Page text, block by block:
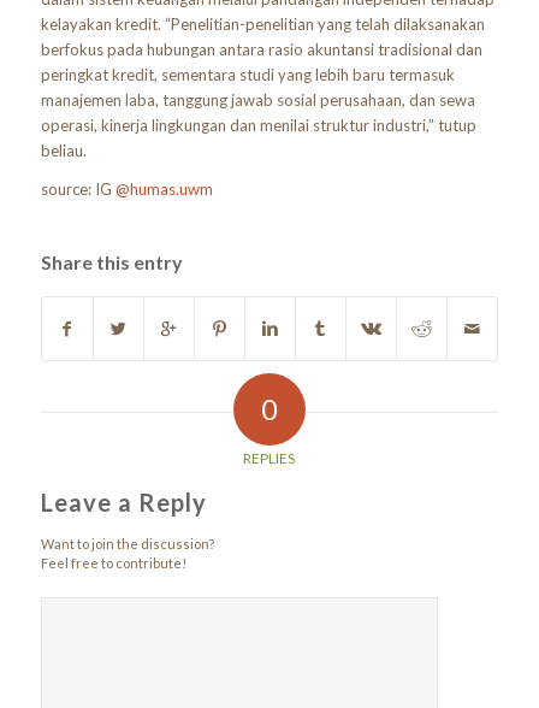
kelayakan kredit. “Penelitian-penelitian yang telah dilaksanakan
berfokus pada hubungan antara rasio akuntansi tradisional dan
peringkat kredit, sementara studi yang lebih baru termasuk
manajemen laba, tanggung jawab sosial perusahaan, dan sewa
operasi, kinerja lingkungan dan menilai struktur industri,” tutup
beliau.
source: IG @humas.uwm
Share this entry
0
REPLIES
Leave a Reply
Want to join the discussion?
Feel free to contribute!